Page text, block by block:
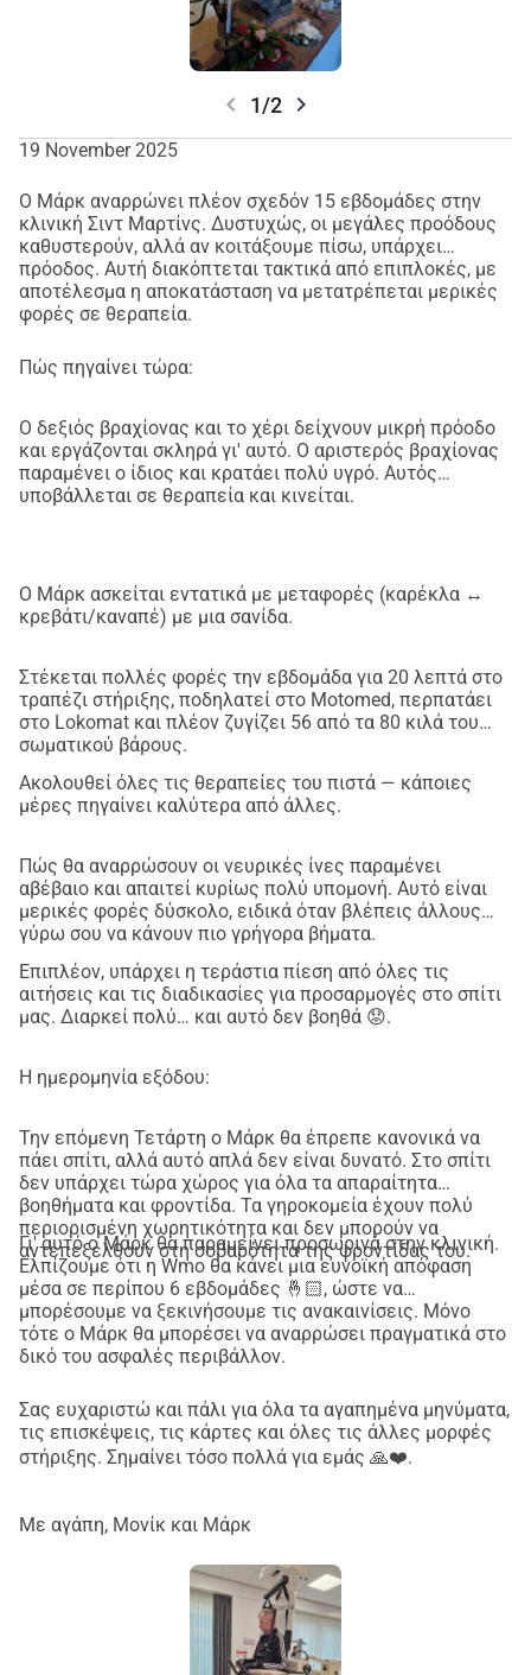
chevron_left 1/2 chevron_right
19 November 2025
Ο Μάρκ αναρρώνει πλέον σχεδόν 15 εβδομάδες στην
κλινική Σιντ Μαρτίνς. Δυστυχώς, οι μεγάλες προόδους
καθυστερούν, αλλά αν κοιτάξουμε πίσω, υπάρχει
πρόοδος. Αυτή διακόπτεται τακτικά από επιπλοκές, με
αποτέλεσμα η αποκατάσταση να μετατρέπεται μερικές
φορές σε θεραπεία.
Πώς πηγαίνει τώρα:
Ο δεξιός βραχίονας και το χέρι δείχνουν μικρή πρόοδο
και εργάζονται σκληρά γι' αυτό. Ο αριστερός βραχίονας
παραμένει ο ίδιος και κρατάει πολύ υγρό. Αυτός
υποβάλλεται σε θεραπεία και κινείται.
Ο Μάρκ ασκείται εντατικά με μεταφορές (καρέκλα ↔
κρεβάτι/καναπέ) με μια σανίδα.
Στέκεται πολλές φορές την εβδομάδα για 20 λεπτά στο
τραπέζι στήριξης, ποδηλατεί στο Motomed, περπατάει
στο Lokomat και πλέον ζυγίζει 56 από τα 80 κιλά του
σωματικού βάρους.
Ακολουθεί όλες τις θεραπείες του πιστά — κάποιες
μέρες πηγαίνει καλύτερα από άλλες.
Πώς θα αναρρώσουν οι νευρικές ίνες παραμένει
αβέβαιο και απαιτεί κυρίως πολύ υπομονή. Αυτό είναι
μερικές φορές δύσκολο, ειδικά όταν βλέπεις άλλους
γύρω σου να κάνουν πιο γρήγορα βήματα.
Επιπλέον, υπάρχει η τεράστια πίεση από όλες τις
αιτήσεις και τις διαδικασίες για προσαρμογές στο σπίτι
μας. Διαρκεί πολύ… και αυτό δεν βοηθά 😟.
Η ημερομηνία εξόδου:
Την επόμενη Τετάρτη ο Μάρκ θα έπρεπε κανονικά να
πάει σπίτι, αλλά αυτό απλά δεν είναι δυνατό. Στο σπίτι
δεν υπάρχει τώρα χώρος για όλα τα απαραίτητα
βοηθήματα και φροντίδα. Τα γηροκομεία έχουν πολύ
περιορισμένη χωρητικότητα και δεν μπορούν να
αντεπεξέλθουν στη σοβαρότητα της φροντίδας του.
Γι' αυτό ο Μάρκ θα παραμείνει προσωρινά στην κλινική.
Ελπίζουμε ότι η Wmo θα κάνει μια ευνοϊκή απόφαση
μέσα σε περίπου 6 εβδομάδες 🤞🏻, ώστε να
μπορέσουμε να ξεκινήσουμε τις ανακαινίσεις. Μόνο
τότε ο Μάρκ θα μπορέσει να αναρρώσει πραγματικά στο
δικό του ασφαλές περιβάλλον.
Σας ευχαριστώ και πάλι για όλα τα αγαπημένα μηνύματα,
τις επισκέψεις, τις κάρτες και όλες τις άλλες μορφές
στήριξης. Σημαίνει τόσο πολλά για εμάς 🙏❤️.
Με αγάπη, Μονίκ και Μάρκ